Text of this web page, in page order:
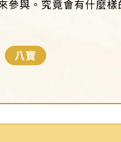
與。究竟會有什麼
八寶